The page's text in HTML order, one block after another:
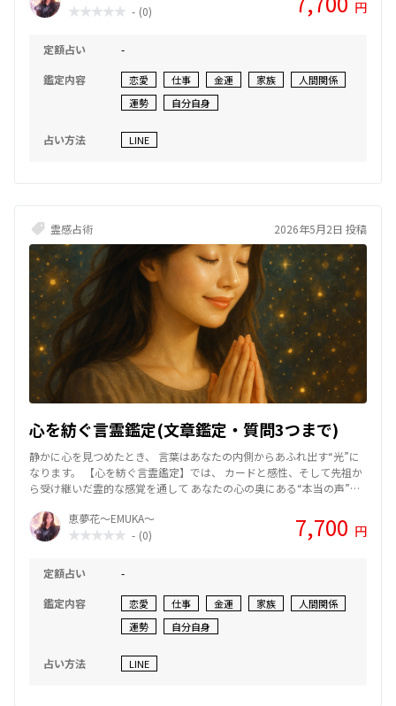
す。 占いという形を超え、 言葉を通して心を癒し、希望へとつなぐた
時間をお届けします。🌸
- (0) 円
定額占い
-
鑑定内容
恋愛 仕事 金運 家族
人間関係
運勢
自分自身
占い方法 LINE
霊感占術 2026年5月2日 投稿
心を紡ぐ言霊鑑定(文章鑑定・質問3つまで)
静かに心を見つめたとき、 言葉はあなたの内側からあふれ出す“光”に
なります。 【心を紡ぐ言霊鑑定】では、 カードと感性、そして先祖か
ら受け継いだ霊的な感覚を通して あなたの心の奥にある“本当の声”を
が静かに動き出す── そんな瞬間を一緒に感じてほしいと思っていま
す。 占いという形を超え、 言葉を通して心を癒し、希望へとつなぐた
時間をお届けします。🌸
恵夢花～EMUKA～
- (0) 7,700 円
定額占い
-
鑑定内容
恋愛 仕事 金運 家族
人間関係
運勢
自分自身
占い方法 LINE